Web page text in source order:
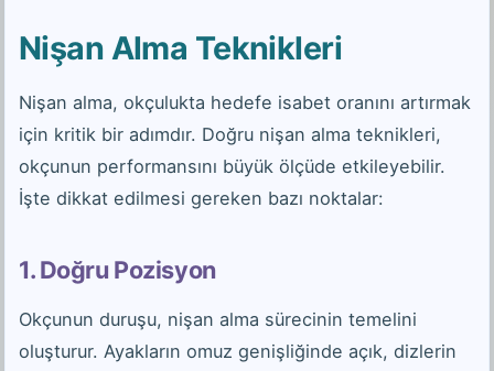
Nişan Alma Teknikleri
Nişan alma, okçulukta hedefe isabet oranını artırmak
için kritik bir adımdır. Doğru nişan alma teknikleri,
okçunun performansını büyük ölçüde etkileyebilir.
İşte dikkat edilmesi gereken bazı noktalar:
1. Doğru Pozisyon
Okçunun duruşu, nişan alma sürecinin temelini
oluşturur. Ayakların omuz genişliğinde açık, dizlerin